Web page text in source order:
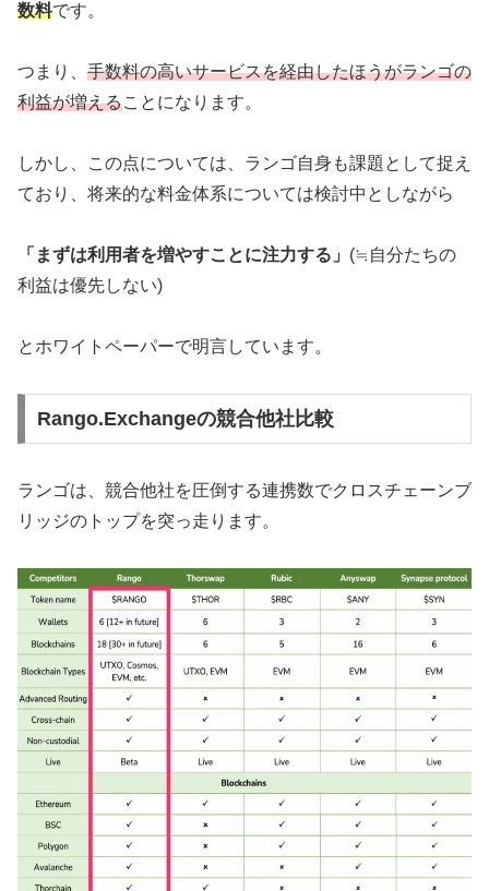
数料です。
つまり、 手数料の高いサービスを経由したほうがランゴの
利益が増えることになります。
しかし、この点については、ランゴ自身も課題として捉え
ており、将来的な料金体系については検討中としながら
「まずは利用者を増やすことに注力する」 (≒自分たちの
利益は優先しない)
とホワイトペーパーで明言しています。
Rango.Exchangeの競合他社比較
ランゴは、競合他社を圧倒する連携数でクロスチェーンブ
リッジのトップを突っ走ります。